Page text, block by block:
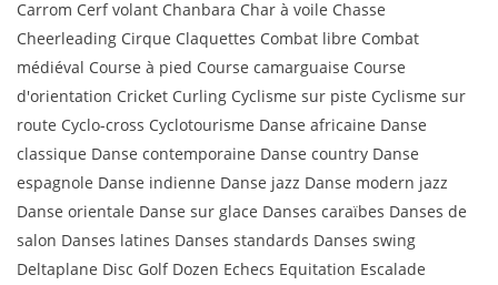
Carrom Cerf volant Chanbara Char à voile Chasse
Cheerleading Cirque Claquettes Combat libre Combat
médiéval Course à pied Course camarguaise Course
d'orientation Cricket Curling Cyclisme sur piste Cyclisme sur
route Cyclo-cross Cyclotourisme Danse africaine Danse
classique Danse contemporaine Danse country Danse
espagnole Danse indienne Danse jazz Danse modern jazz
Danse orientale Danse sur glace Danses caraïbes Danses de
salon Danses latines Danses standards Danses swing
Deltaplane Disc Golf Dozen Echecs Equitation Escalade